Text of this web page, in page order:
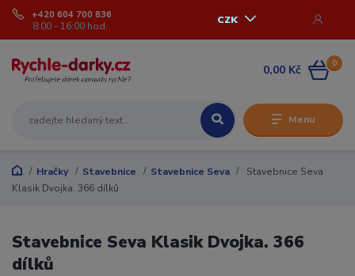
Menu
CZK
+420 604 700 836
8:00 - 16:00 hod.
0
0,00 Kč
Hračky Stavebnice Stavebnice Seva
Stavebnice Seva
Klasik Dvojka. 366 dílků
Stavebnice Seva Klasik Dvojka. 366
dílků